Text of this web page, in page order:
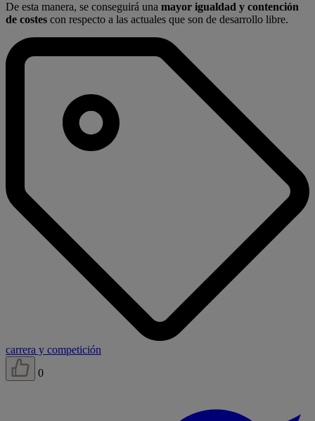
De esta manera, se conseguirá una mayor igualdad y contención
de costes con respecto a las actuales que son de desarrollo libre.
carrera y competición
0